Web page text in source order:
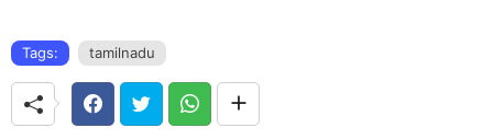
Tags: tamilnadu